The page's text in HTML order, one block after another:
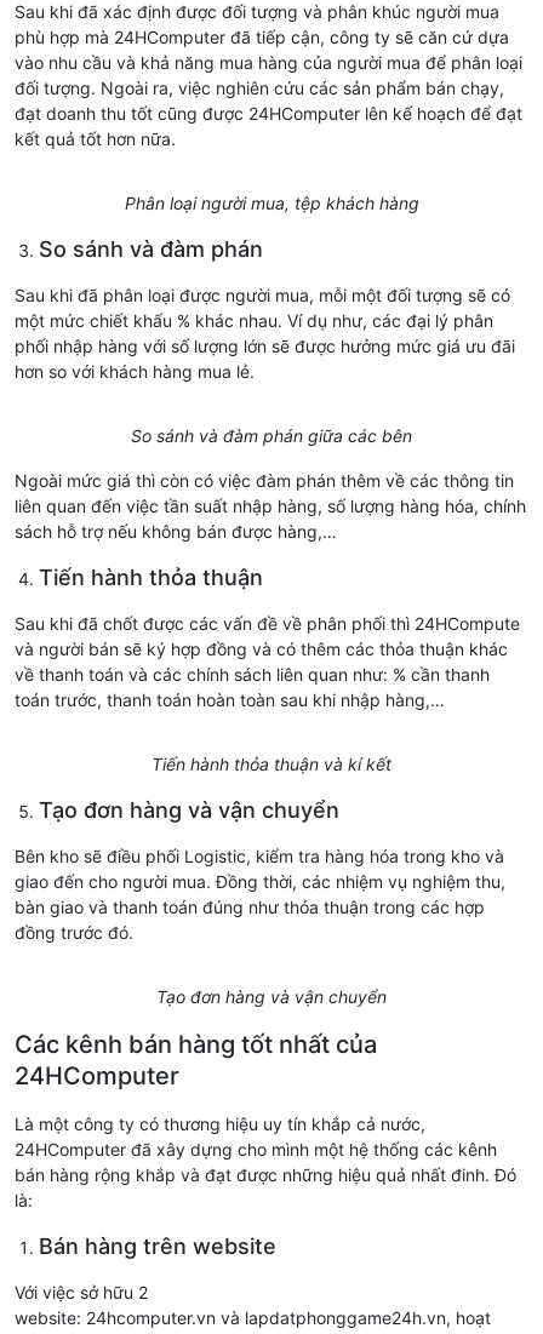
Sau khi đã xác định được đối tượng và phân khúc người mua
phù hợp mà 24HComputer đã tiếp cận, công ty sẽ căn cứ dựa
vào nhu cầu và khả năng mua hàng của người mua để phân loại
đối tượng. Ngoài ra, việc nghiên cứu các sản phẩm bán chạy,
đạt doanh thu tốt cũng được 24HComputer lên kế hoạch để đạt
kết quả tốt hơn nữa.
Phân loại người mua, tệp khách hàng
So sánh và đàm phán
Sau khi đã phân loại được người mua, mỗi một đối tượng sẽ có
một mức chiết khấu % khác nhau. Ví dụ như, các đại lý phân
phối nhập hàng với số lượng lớn sẽ được hưởng mức giá ưu đãi
hơn so với khách hàng mua lẻ.
So sánh và đàm phán giữa các bên
Ngoài mức giá thì còn có việc đàm phán thêm về các thông tin
liên quan đến việc tần suất nhập hàng, số lượng hàng hóa, chính
sách hỗ trợ nếu không bán được hàng,…
Tiến hành thỏa thuận
Sau khi đã chốt được các vấn đề về phân phối thì 24HCompute
và người bán sẽ ký hợp đồng và có thêm các thỏa thuận khác
về thanh toán và các chính sách liên quan như: % cần thanh
toán trước, thanh toán hoàn toàn sau khi nhập hàng,…
Tiến hành thỏa thuận và kí kết
Tạo đơn hàng và vận chuyển
Bên kho sẽ điều phối Logistic, kiểm tra hàng hóa trong kho và
giao đến cho người mua. Đồng thời, các nhiệm vụ nghiệm thu,
bàn giao và thanh toán đúng như thỏa thuận trong các hợp
đồng trước đó.
Tạo đơn hàng và vận chuyển
Các kênh bán hàng tốt nhất của
24HComputer
Là một công ty có thương hiệu uy tín khắp cả nước,
24HComputer đã xây dựng cho mình một hệ thống các kênh
bán hàng rộng khắp và đạt được những hiệu quả nhất đinh. Đó
là:
Bán hàng trên website
Với việc sở hữu 2
website: 24hcomputer.vn và lapdatphonggame24h.vn, hoạt